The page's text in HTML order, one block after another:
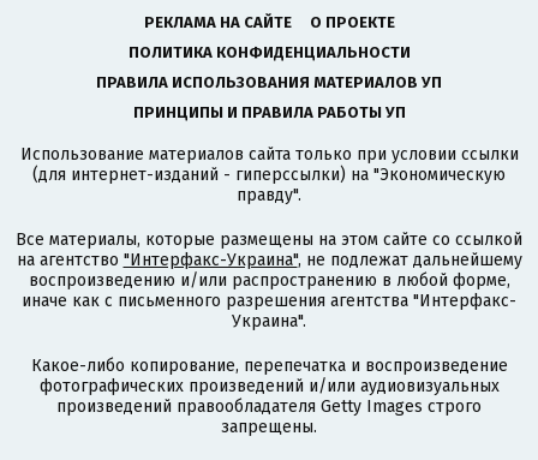
РЕКЛАМА НА САЙТЕ
О ПРОЕКТЕ
ПОЛИТИКА КОНФИДЕНЦИАЛЬНОСТИ
ПРАВИЛА ИСПОЛЬЗОВАНИЯ МАТЕРИАЛОВ УП
ПРИНЦИПЫ И ПРАВИЛА РАБОТЫ УП
Использование материалов сайта только при условии ссылки
(для интернет-изданий - гиперссылки) на "Экономическую
правду".
Все материалы, которые размещены на этом сайте со ссылкой
на агентство "Интерфакс-Украина", не подлежат дальнейшему
воспроизведению и/или распространению в любой форме,
иначе как с письменного разрешения агентства "Интерфакс-
Украина".
Какое-либо копирование, перепечатка и воспроизведение
фотографических произведений и/или аудиовизуальных
произведений правообладателя Getty Images строго
запрещены.